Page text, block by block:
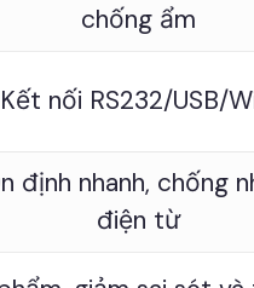
chống ẩm
Kết nối RS232/USB/
định nhanh, chống
điện từ